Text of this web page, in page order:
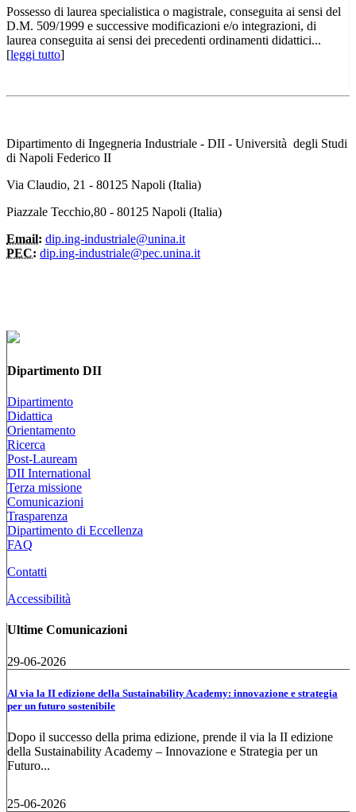
Possesso di laurea specialistica o magistrale, conseguita ai sensi del
D.M. 509/1999 e successive modificazioni e/o integrazioni, di
laurea conseguita ai sensi dei precedenti ordinamenti didattici...
[leggi tutto]
Dipartimento di Ingegneria Industriale - DII - Università degli Studi
di Napoli Federico II
Via Claudio, 21 - 80125 Napoli (Italia)
Piazzale Tecchio,80 - 80125 Napoli (Italia)
Email: dip.ing-industriale@unina.it
PEC: dip.ing-industriale@pec.unina.it
Dipartimento DII
Dipartimento
Didattica
Orientamento
Ricerca
Post-Lauream
DII International
Terza missione
Comunicazioni
Trasparenza
Dipartimento di Eccellenza
FAQ
Contatti
Accessibilità
Ultime Comunicazioni
29-06-2026
Al via la II edizione della Sustainability Academy: innovazione e strategia
per un futuro sostenibile
Dopo il successo della prima edizione, prende il via la II edizione
della Sustainability Academy – Innovazione e Strategia per un
Futuro...
25-06-2026